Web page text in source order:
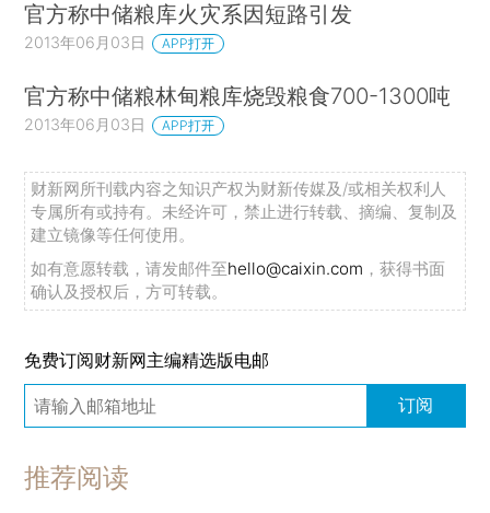
官方称中储粮库火灾系因短路引发
2013年06月03日 APP打开
官方称中储粮林甸粮库烧毁粮食700-1300吨
2013年06月03日 APP打开
财新网所刊载内容之知识产权为财新传媒及/或相关权利人
专属所有或持有。未经许可，禁止进行转载、摘编、复制及
建立镜像等任何使用。
如有意愿转载，请发邮件至hello@caixin.com ，获得书面
确认及授权后，方可转载。
免费订阅财新网主编精选版电邮
订阅
推荐阅读